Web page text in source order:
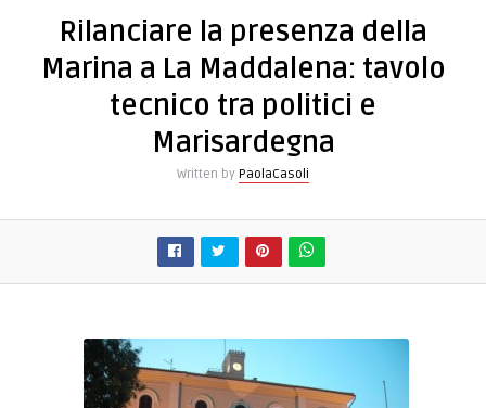
Rilanciare la presenza della
Marina a La Maddalena: tavolo
tecnico tra politici e
Marisardegna
Written by PaolaCasoli